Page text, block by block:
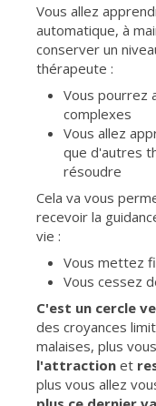
Vous allez
automatique, à
conserver un
thérapeute :
Vous pourrez
complexes
Vous allez
que d'autres
résoudre
Cela va vous
recevoir la
vie :
Vous mettez
Vous cessez
C'est un cercle
des croyances
malaises, plus
l'attraction et
plus vous allez